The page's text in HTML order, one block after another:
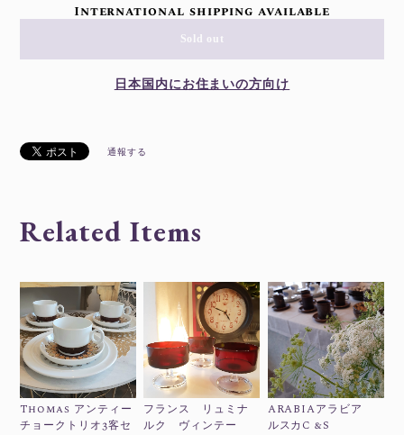
International shipping available
Sold out
日本国内にお住まいの方向け
通報する
Related Items
Thomas アンティー
チョークトリオ3客セ
フランス リュミナ
ルク ヴィンテー
ARABIAアラビア
ルスカC &S